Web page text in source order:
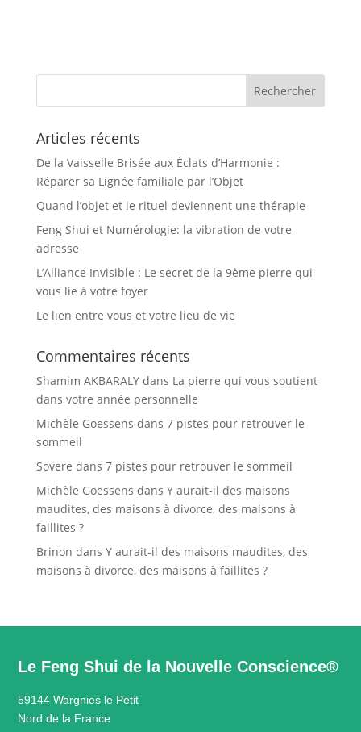
Articles récents
De la Vaisselle Brisée aux Éclats d’Harmonie :
Réparer sa Lignée familiale par l’Objet
Quand l’objet et le rituel deviennent une thérapie
Feng Shui et Numérologie: la vibration de votre
adresse
L’Alliance Invisible : Le secret de la 9ème pierre qui
vous lie à votre foyer
Le lien entre vous et votre lieu de vie
Commentaires récents
Shamim AKBARALYdans La pierre qui vous soutient
dans votre année personnelle
Michèle Goessens dans 7 pistes pour retrouver le
sommeil
Sovere dans 7 pistes pour retrouver le sommeil
Michèle Goessens dans Y aurait-il des maisons
maudites, des maisons à divorce, des maisons à
faillites ?
Brinon dans Y aurait-il des maisons maudites, des
maisons à divorce, des maisons à faillites ?
Le Feng Shui de la Nouvelle Conscience®
59144 Wargnies le Petit
Nord de la France